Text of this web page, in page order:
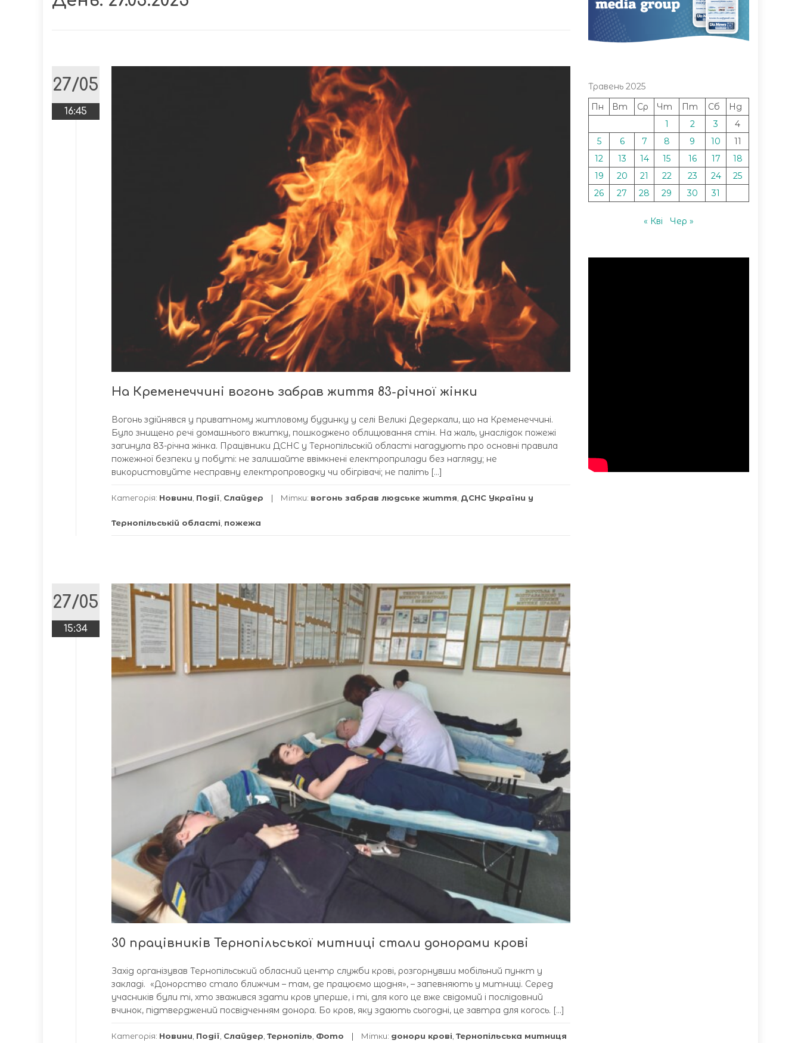
27/05
16:45
На Кременеччині вогонь забрав життя 83-річної жінки
Вогонь здійнявся у приватному житловому будинку у селі Великі Дедеркали, що на Кременеччині.
Було знищено речі домашнього вжитку, пошкоджено облицювання стін. На жаль, унаслідок пожежі
загинула 83-річна жінка. Працівники ДСНС у Тернопільській області нагадують про основні правила
пожежної безпеки у побуті: не залишайте ввімкнені електроприлади без нагляду; не
використовуйте несправну електропроводку чи обігрівачі; не паліть […]
Категорія: Новини, Події, Слайдер Мітки: вогонь забрав людське життя, ДСНС України у
Тернопільській області, пожежа
27/05
15:34
30 працівників Тернопільської митниці стали донорами крові
Захід організував Тернопільський обласний центр служби крові, розгорнувши мобільний пункт у
закладі. «Донорство стало ближчим – там, де працюємо щодня», – запевняють у митниці. Серед
учасників були ті, хто зважився здати кров уперше, і ті, для кого це вже свідомий і послідовний
вчинок, підтверджений посвідченням донора. Бо кров, яку здають сьогодні, це завтра для когось. […]
Категорія: Новини, Події, Слайдер, Тернопіль, Фото Мітки: донори крові, Тернопільська митниця
Травень 2025
Пн
Вт Ср Чт Пт Сб
Нд
1
2 3
4
5
6 7 8 9 10
11
12
13 14 15 16 17
18
19
20 21 22 23 24
25
26
27 28 29 30 31
« Кві Чер »